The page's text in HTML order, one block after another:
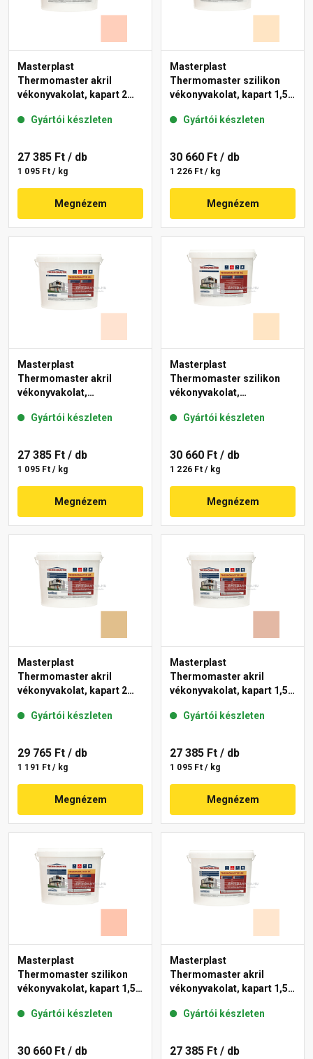
Masterplast
Thermomaster akril
vékonyvakolat, kapart 2
Gyártói készleten
27 385 Ft / db
1 095 Ft / kg
Megnézem
Masterplast
Thermomaster szilikon
vékonyvakolat, kapart 1,5
Gyártói készleten
30 660 Ft / db
1 226 Ft / kg
Megnézem
Masterplast
Thermomaster akril
vékonyvakolat,
11-F 25 kg
Gyártói készleten
27 385 Ft / db
1 095 Ft / kg
Megnézem
Masterplast
Thermomaster szilikon
vékonyvakolat,
02-E 25 kg
Gyártói készleten
30 660 Ft / db
1 226 Ft / kg
Megnézem
Masterplast
Thermomaster akril
vékonyvakolat, kapart 2
Gyártói készleten
29 765 Ft / db
1 191 Ft / kg
Megnézem
Masterplast
Thermomaster akril
vékonyvakolat, kapart 1,5
Gyártói készleten
27 385 Ft / db
1 095 Ft / kg
Megnézem
Masterplast
Thermomaster szilikon
vékonyvakolat, kapart 1,5
Gyártói készleten
30 660 Ft / db
Masterplast
Thermomaster akril
vékonyvakolat, kapart 1,5
Gyártói készleten
27 385 Ft / db